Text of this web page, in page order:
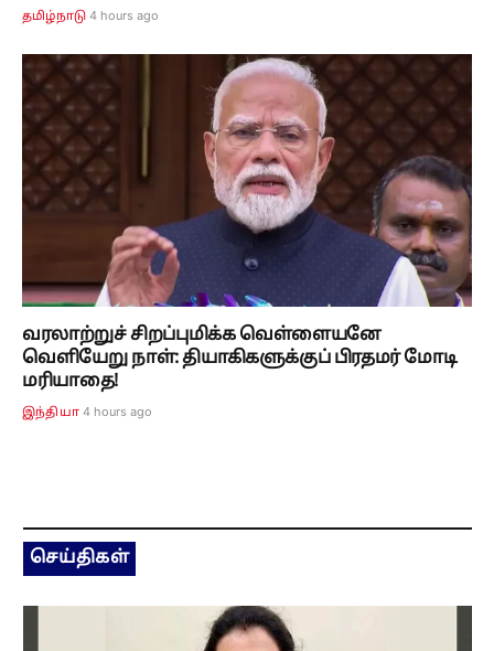
தமிழ்நாடு 4 hours ago
வரலாற்றுச் சிறப்புமிக்க வெள்ளையனே
வெளியேறு நாள்: தியாகிகளுக்குப் பிரதமர் மோடி
மரியாதை!
இந்தியா 4 hours ago
செய்திகள்